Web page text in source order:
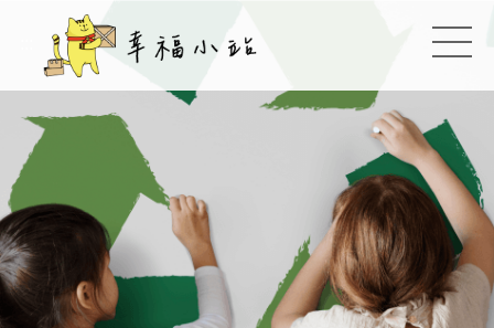
切換